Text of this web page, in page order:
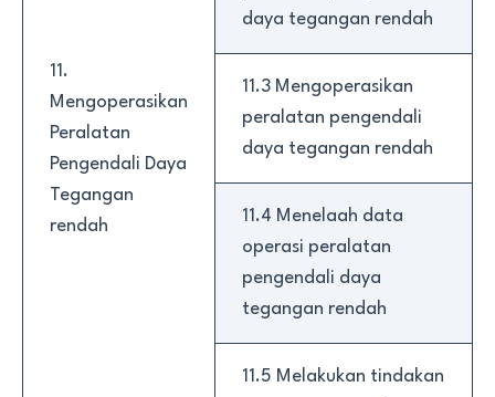
11.
Mengoperasikan
Peralatan
Pengendali Daya
Tegangan
rendah
daya tegangan rendah
11.3 Mengoperasikan
peralatan pengendali
daya tegangan rendah
11.4 Menelaah data
operasi peralatan
pengendali daya
tegangan rendah
11.5 Melakukan tindakan